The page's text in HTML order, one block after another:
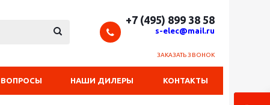
+7 (495) 899 38 58
s-elec@mail.ru
ЗАКАЗАТЬ ЗВОНОК
ВОПРОСЫ НАШИ ДИЛЕРЫ КОНТАКТЫ